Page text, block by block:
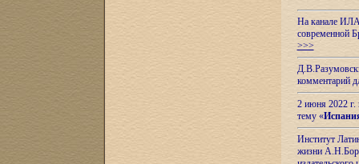
На канале ИЛА
современной
>>>
комментарий
2 июня 2022 г.
тему «
Институт
жизни